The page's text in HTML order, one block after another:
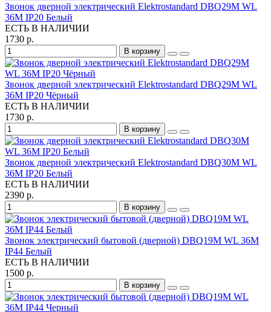
Звонок дверной электрический Elektrostandard DBQ29M WL
36M IP20 Белый
ЕСТЬ В НАЛИЧИИ
1730 р.
В корзину
Звонок дверной электрический Elektrostandard DBQ29M WL
36M IP20 Чёрный
ЕСТЬ В НАЛИЧИИ
1730 р.
В корзину
Звонок дверной электрический Elektrostandard DBQ30M WL
36M IP20 Белый
ЕСТЬ В НАЛИЧИИ
2390 р.
В корзину
Звонок электрический бытовой (дверной) DBQ19M WL 36M
IP44 Белый
ЕСТЬ В НАЛИЧИИ
1500 р.
В корзину